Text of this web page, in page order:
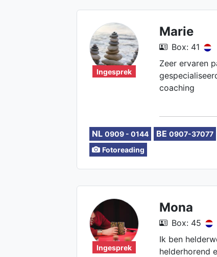
Ingesprek
Marie
Box: 41
Zeer ervaren
coaching
NL 0909 - 0144 BE 0907-37077
Fotoreading
Ingesprek
Mona
Box: 45
Ik ben
helderhorend